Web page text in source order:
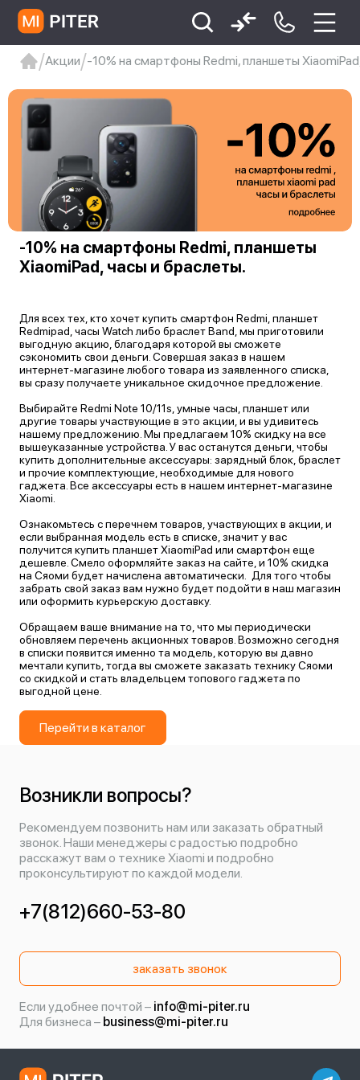
Xiaomi 9 про
xiaomi redmi 12c
Акции -10% на смартфоны Redmi, планшеты
-10% на смартфоны Redmi, планшеты
XiaomiPad, часы и браслеты.
Для всех тех, кто хочет купить смартфон Redmi , планшет
Redmipad, часы Watch либо браслет Band, мы приготовили
выгодную акцию, благодаря которой вы сможете
сэкономить свои деньги. Совершая заказ в нашем
интернет-магазине любого товара из заявленного списка,
вы сразу получаете уникальное скидочное предложение.
Выбирайте Redmi Note 10/11s , умные часы, планшет или
другие товары участвующие в это акции, и вы удивитесь
нашему предложению. Мы предлагаем 10% скидку на все
вышеуказанные устройства. У вас останутся деньги, чтобы
купить дополнительные аксессуары: зарядный блок, браслет
и прочие комплектующие, необходимые для нового
гаджета. Все аксессуары есть в нашем интернет-магазине
Xiaomi.
Ознакомьтесь с перечнем товаров, участвующих в акции, и
если выбранная модель есть в списке, значит у вас
получится купить планшет XiaomiPad или смартфон еще
дешевле. Смело оформляйте заказ на сайте, и 10% скидка
на Сяоми будет начислена автоматически. Для того чтобы
забрать свой заказ вам нужно будет подойти в наш магазин
или оформить курьерскую доставку.
Обращаем ваше внимание на то, что мы периодически
обновляем перечень акционных товаров. Возможно сегодня
в списки появится именно та модель, которую вы давно
мечтали купить, тогда вы сможете заказать технику Сяоми
со скидкой и стать владельцем топового гаджета по
выгодной цене.
Перейти в каталог
Возникли вопросы?
Рекомендуем позвонить нам или заказать обратный
звонок. Наши менеджеры с радостью подробно
расскажут вам о технике Xiaomi и подробно
проконсультируют по каждой модели.
+7(812)660-53-80
заказать звонок
Если удобнее почтой – info@mi-piter.ru
Для бизнеса – business@mi-piter.ru